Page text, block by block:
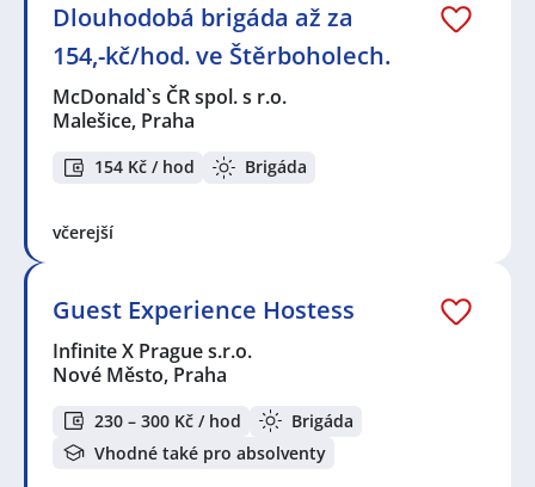
Dlouhodobá brigáda až za
154,-kč/hod. ve Štěrboholech.
McDonald`s ČR spol. s r.o.
Malešice, Praha
154 Kč / hod Brigáda
včerejší
Guest Experience Hostess
Infinite X Prague s.r.o.
Nové Město, Praha
230 – 300 Kč / hod
Brigáda
Vhodné také pro absolventy